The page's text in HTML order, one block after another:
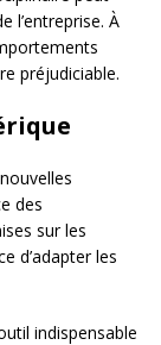
l’entreprise. À
préjudiciable.
des
sur les
d’adapter les
indispensable